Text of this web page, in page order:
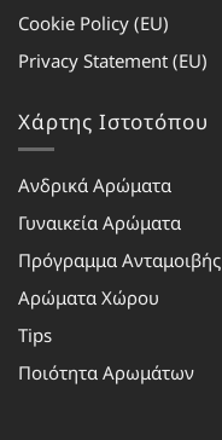
Cookie Policy (EU)
Privacy Statement (EU)
Χάρτης Ιστοτόπου
Ανδρικά Αρώματα
Γυναικεία Αρώματα
Πρόγραμμα Ανταμοιβής
Αρώματα Χώρου
Tips
Ποιότητα Αρωμάτων